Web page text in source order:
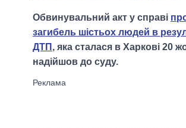
Обвинувальний акт у справі
загибель шістьох людей в
ДТП , яка сталася в Харкові 20
надійшов до суду.